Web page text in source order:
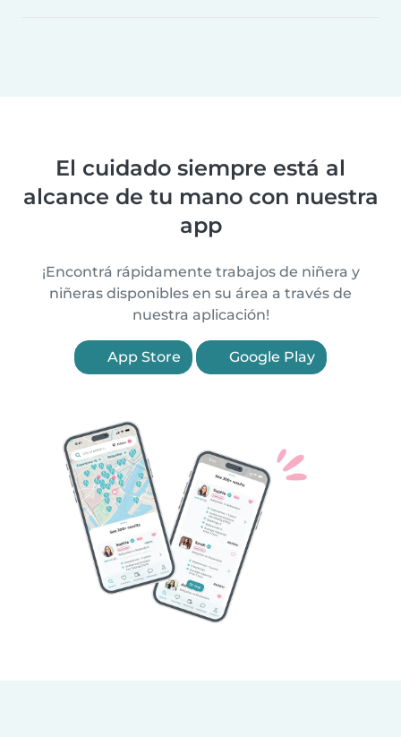
El cuidado siempre está al
alcance de tu mano con nuestra
app
¡Encontrá rápidamente trabajos de niñera y
niñeras disponibles en su área a través de
nuestra aplicación!
App Store Google Play